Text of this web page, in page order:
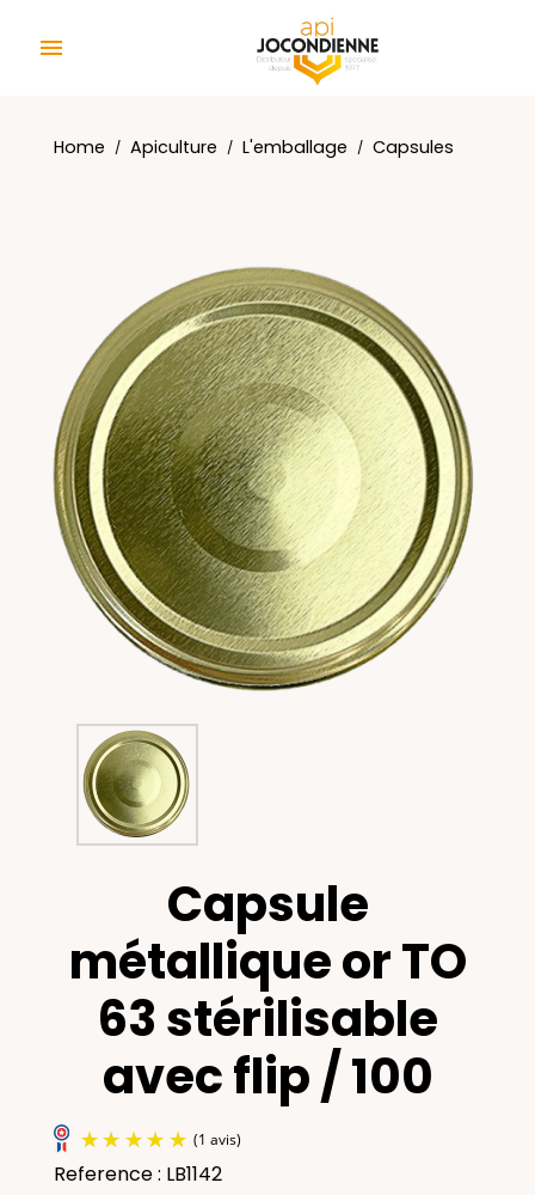

Home Apiculture L'emballage Capsules
Capsule
métallique or TO
63 stérilisable
avec flip / 100
Reference : LB1142